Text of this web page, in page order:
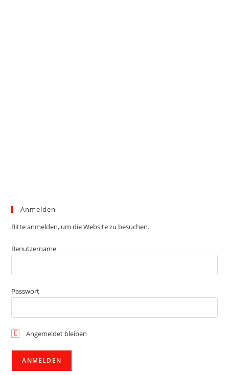
Anmelden
Bitte anmelden, um die Website zu besuchen.
Benutzername
Passwort
Angemeldet bleiben